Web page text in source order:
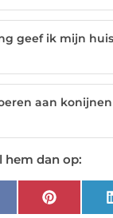
geef ik mijn
aan
hem dan op:
Pinterest